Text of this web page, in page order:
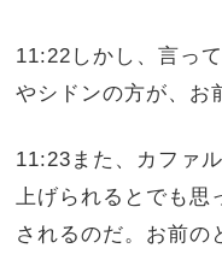
11:22しかし、言っ
やシドンの方が、お
11:23また、カファ
上げられるとでも
されるのだ。お前の